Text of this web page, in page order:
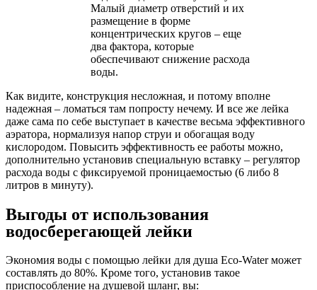
Малый диаметр отверстий и их
размещение в форме
концентрических кругов – еще
два фактора, которые
обеспечивают снижение расхода
воды.
Как видите, конструкция несложная, и потому вполне
надежная – ломаться там попросту нечему. И все же лейка
даже сама по себе выступает в качестве весьма эффективного
аэратора, нормализуя напор струи и обогащая воду
кислородом. Повысить эффективность ее работы можно,
дополнительно установив специальную вставку – регулятор
расхода воды с фиксируемой проницаемостью (6 либо 8
литров в минуту).
Выгоды от использования
водосберегающей лейки
Экономия воды с помощью лейки для душа Eco-Water может
составлять до 80%. Кроме того, установив такое
приспособление на душевой шланг, вы: